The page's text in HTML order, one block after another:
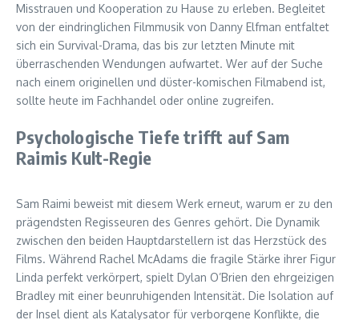
Misstrauen und Kooperation zu Hause zu erleben. Begleitet
von der eindringlichen Filmmusik von Danny Elfman entfaltet
sich ein Survival-Drama, das bis zur letzten Minute mit
überraschenden Wendungen aufwartet. Wer auf der Suche
nach einem originellen und düster-komischen Filmabend ist,
sollte heute im Fachhandel oder online zugreifen.
Psychologische Tiefe trifft auf Sam
Raimis Kult-Regie
Sam Raimi beweist mit diesem Werk erneut, warum er zu den
prägendsten Regisseuren des Genres gehört. Die Dynamik
zwischen den beiden Hauptdarstellern ist das Herzstück des
Films. Während Rachel McAdams die fragile Stärke ihrer Figur
Linda perfekt verkörpert, spielt Dylan O’Brien den ehrgeizigen
Bradley mit einer beunruhigenden Intensität. Die Isolation auf
der Insel dient als Katalysator für verborgene Konflikte, die